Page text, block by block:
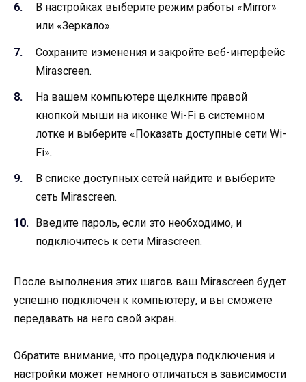
В настройках выберите режим работы «Mirror»
или «Зеркало».
Сохраните изменения и закройте веб-интерфейс
Mirascreen.
На вашем компьютере щелкните правой
кнопкой мыши на иконке Wi-Fi в системном
лотке и выберите «Показать доступные сети Wi-
Fi».
В списке доступных сетей найдите и выберите
сеть Mirascreen.
Введите пароль, если это необходимо, и
подключитесь к сети Mirascreen.
После выполнения этих шагов ваш Mirascreen будет
успешно подключен к компьютеру, и вы сможете
передавать на него свой экран.
Обратите внимание, что процедура подключения и
настройки может немного отличаться в зависимости